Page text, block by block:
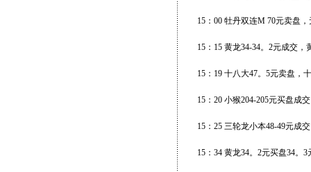
15：00 牡丹双连M 70元卖盘
15：15 黄龙34-34。2元成交
15：19 十八大47。5元卖盘，
15：20 小猴204-205元买盘成
15：25 三轮龙小本48-49元成交
15：34 黄龙34。2元买盘34。3